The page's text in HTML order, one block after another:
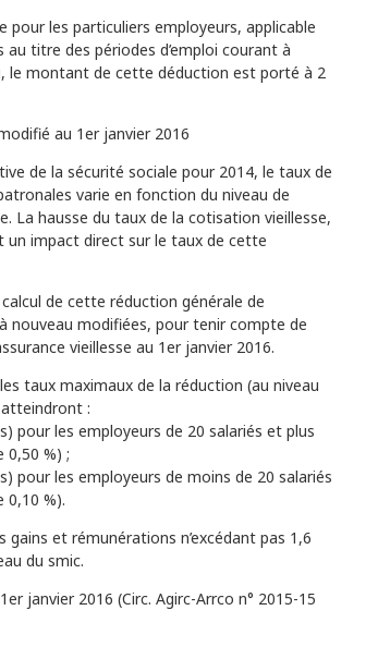
les particuliers employeurs, applicable
titre des périodes d’emploi courant à
le montant de cette déduction est porté à 2
au 1er janvier 2016
de la sécurité sociale pour 2014, le taux de
varie en fonction du niveau de
La hausse du taux de la cotisation vieillesse,
un impact direct sur le taux de cette
de cette réduction générale de
nouveau modifiées, pour tenir compte de
vieillesse au 1er janvier 2016.
taux maximaux de la réduction (au niveau
:
pour les employeurs de 20 salariés et plus
0,50 %) ;
pour les employeurs de moins de 20 salariés
0,10 %).
et rémunérations n’excédant pas 1,6
du smic.
janvier 2016 (Circ. Agirc-Arrco n° 2015-15